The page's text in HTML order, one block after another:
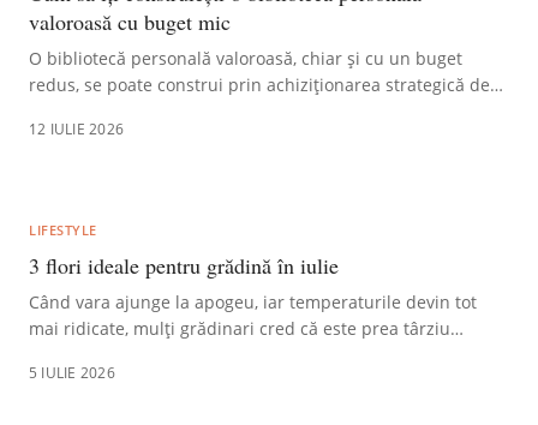
valoroasă cu buget mic
O bibliotecă personală valoroasă, chiar și cu un buget
redus, se poate construi prin achiziționarea strategică de
online și a târgurilor de carte, concentrându-vă pe titluri
12 IULIE 2026
LIFESTYLE
3 flori ideale pentru grădină în iulie
Când vara ajunge la apogeu, iar temperaturile devin tot
mai ridicate, mulți grădinari cred că este prea târziu
5 IULIE 2026